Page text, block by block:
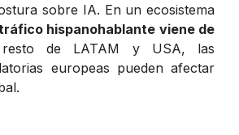
sobre IA. En un ecosistema
hispanohablante viene de
de LATAM y USA, las
europeas pueden afectar